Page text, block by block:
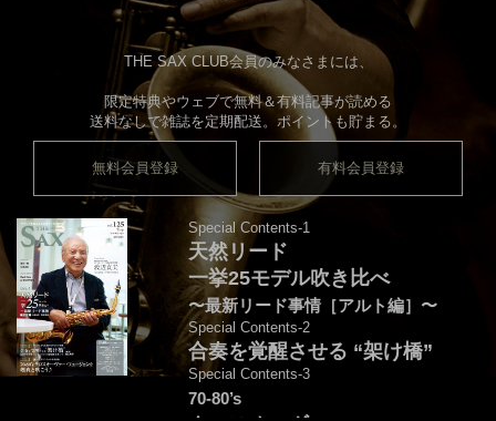
THE SAX CLUB会員のみなさまには、
限定特典やウェブで無料＆有料記事が読める
送料なしで雑誌を定期配送。ポイントも貯まる。
無料会員登録 有料会員登録
Special Contents-1
天然リード
一挙25モデル吹き比べ
〜最新リード事情［アルト編］〜
Special Contents-2
合奏を覚醒させる “架け橋”
Special Contents-3
70-80’s